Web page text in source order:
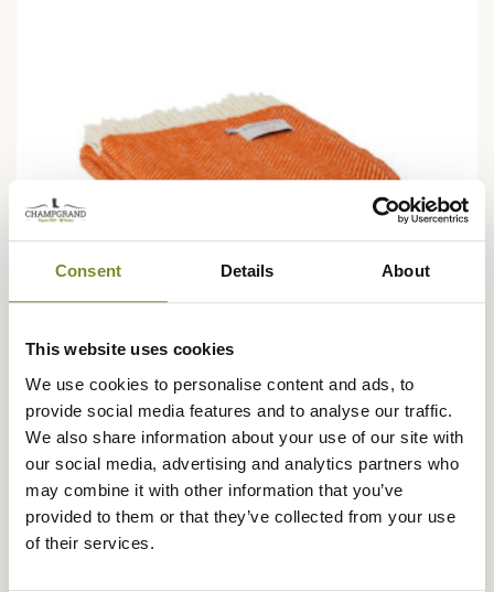
Consent Details About
This website uses cookies
We use cookies to personalise content and ads, to
provide social media features and to analyse our traffic.
We also share information about your use of our site with
our social media, advertising and analytics partners who
may combine it with other information that you’ve
provided to them or that they’ve collected from your use
of their services.
TWEEDMILL
Plaid Fisbone Cinnamon Tweedmill
99,95 €